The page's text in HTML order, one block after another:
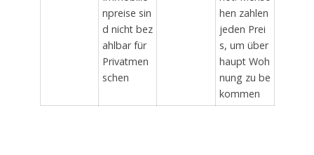
npreise sin
d nicht bez
ahlbar für
Privatmen
schen
hen zahlen
jeden Prei
s, um über
haupt Woh
nung zu be
kommen